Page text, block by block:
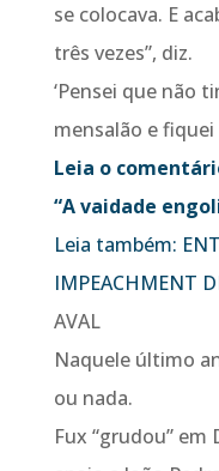
se colocava. E
três vezes”, diz.
‘Pensei que não
mensalão e fiquei
Leia o
“A vaidade
Leia também:
IMPEACHMENT
AVAL
Naquele último
ou nada.
Fux “grudou”